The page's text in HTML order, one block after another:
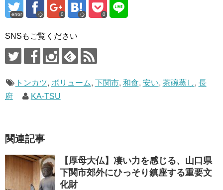
error 0 0
SNSもご覧ください
トンカツ, ボリューム, 下関市, 和食, 安い, 茶碗蒸し, 長
府
KA-TSU
関連記事
【厚母大仏】凄い力を感じる、山口県
下関市郊外にひっそり鎮座する重要文
化財